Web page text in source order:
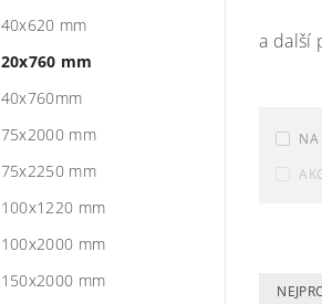
40x620 mm
20x760 mm
40x760mm
75x2000 mm
75x2250 mm
100x1220 mm
100x2000 mm
150x2000 mm
a další
NA